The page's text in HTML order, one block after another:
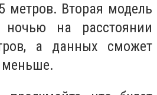
метров. Вторая модель
на расстоянии
а данных сможет
меньше.